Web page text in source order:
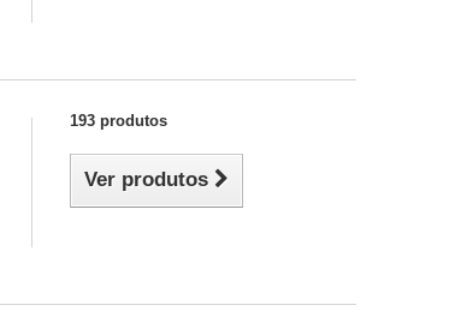
193 produtos
Ver produtos